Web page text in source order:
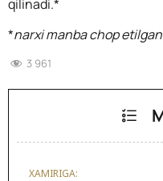
qilinadi.*
*narxi manba chop
3 961
XAMIRIGA: